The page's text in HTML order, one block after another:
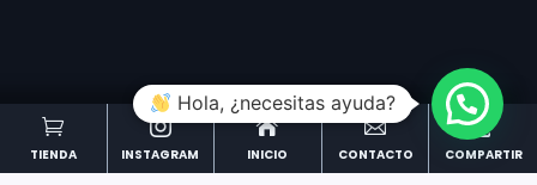

TIENDA

INSTAGRAM

INICIO

CONTACTO

COMPARTIR
Hola, ¿necesitas ayuda?